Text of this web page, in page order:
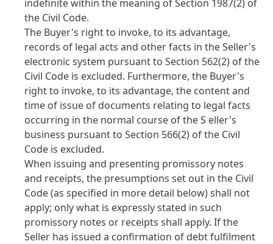
indefinite within the meaning of Section 1987(2) of
the Civil Code.
The Buyer's right to invoke, to its advantage,
records of legal acts and other facts in the Seller's
electronic system pursuant to Section 562(2) of the
Civil Code is excluded. Furthermore, the Buyer's
right to invoke, to its advantage, the content and
time of issue of documents relating to legal facts
occurring in the normal course of the S eller's
business pursuant to Section 566(2) of the Civil
Code is excluded.
When issuing and presenting promissory notes
and receipts, the presumptions set out in the Civil
Code(as specified in more detail below) shall not
apply; only what is expressly stated in such
promissory notes or receipts shall apply. If the
Seller has issued a confirmation of debt fulfilment